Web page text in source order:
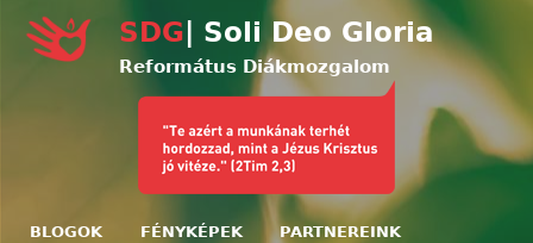
SDG | Soli Deo Gloria
Református Diákmozgalom
BLOGOK FÉNYKÉPEK
PARTNEREINK